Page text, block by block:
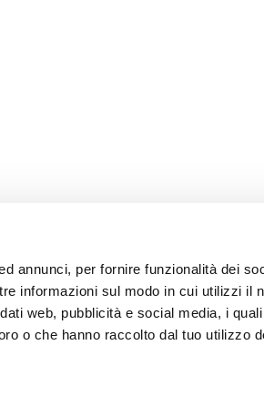
annunci, per fornire funzionalità dei
informazioni sul modo in cui utilizzi il
web, pubblicità e social media, i
o che hanno raccolto dal tuo utilizzo
Follow us